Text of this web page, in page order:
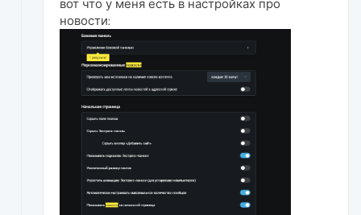
вот что у меня есть в настройках про
новости: